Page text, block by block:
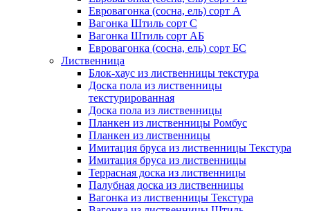
Евровагонка (сосна, ель) сорт А
Вагонка Штиль сорт С
Вагонка Штиль сорт АБ
Евровагонка (сосна, ель) сорт БС
Лиственница
Блок-хаус из лиственницы текстура
Доска пола из лиственницы
текстурированная
Доска пола из лиственницы
Планкен из лиственницы Ромбус
Планкен из лиственницы
Имитация бруса из лиственницы Текстура
Имитация бруса из лиственницы
Террасная доска из лиственницы
Палубная доска из лиственницы
Вагонка из лиственницы Текстура